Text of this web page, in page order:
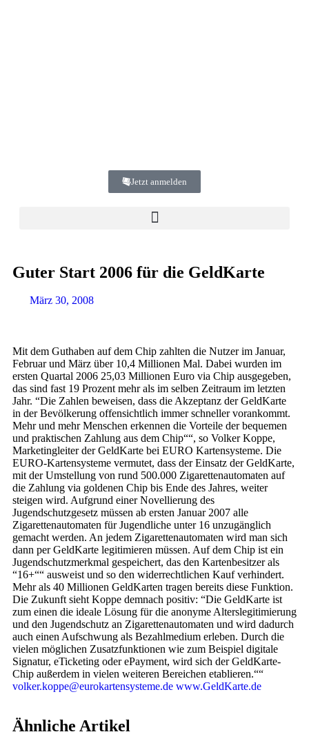
Jetzt anmelden
Guter Start 2006 für die GeldKarte
März 30, 2008
Mit dem Guthaben auf dem Chip zahlten die Nutzer im Januar,
Februar und März über 10,4 Millionen Mal. Dabei wurden im
ersten Quartal 2006 25,03 Millionen Euro via Chip ausgegeben,
das sind fast 19 Prozent mehr als im selben Zeitraum im letzten
Jahr. “Die Zahlen beweisen, dass die Akzeptanz der GeldKarte
in der Bevölkerung offensichtlich immer schneller vorankommt.
Mehr und mehr Menschen erkennen die Vorteile der bequemen
und praktischen Zahlung aus dem Chip““, so Volker Koppe,
Marketingleiter der GeldKarte bei EURO Kartensysteme. Die
EURO-Kartensysteme vermutet, dass der Einsatz der GeldKarte,
mit der Umstellung von rund 500.000 Zigarettenautomaten auf
die Zahlung via goldenen Chip bis Ende des Jahres, weiter
steigen wird. Aufgrund einer Novellierung des
Jugendschutzgesetz müssen ab ersten Januar 2007 alle
Zigarettenautomaten für Jugendliche unter 16 unzugänglich
gemacht werden. An jedem Zigarettenautomaten wird man sich
dann per GeldKarte legitimieren müssen. Auf dem Chip ist ein
Jugendschutzmerkmal gespeichert, das den Kartenbesitzer als
“16+““ ausweist und so den widerrechtlichen Kauf verhindert.
Mehr als 40 Millionen GeldKarten tragen bereits diese Funktion.
Die Zukunft sieht Koppe demnach positiv: “Die GeldKarte ist
zum einen die ideale Lösung für die anonyme Alterslegitimierung
und den Jugendschutz an Zigarettenautomaten und wird dadurch
auch einen Aufschwung als Bezahlmedium erleben. Durch die
vielen möglichen Zusatzfunktionen wie zum Beispiel digitale
Signatur, eTicketing oder ePayment, wird sich der GeldKarte-
Chip außerdem in vielen weiteren Bereichen etablieren.““
volker.koppe@eurokartensysteme.de www.GeldKarte.de
Ähnliche Artikel